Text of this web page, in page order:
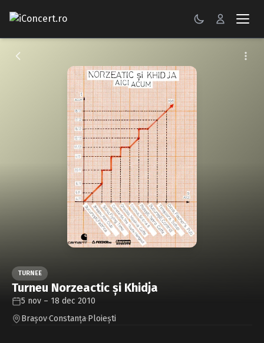
CONCERTE
Caută în site...
TURNEE
Turneu Norzeactic şi Khidja
5 nov – 18 dec 2010
Braşov·Constanţa·Ploieşti